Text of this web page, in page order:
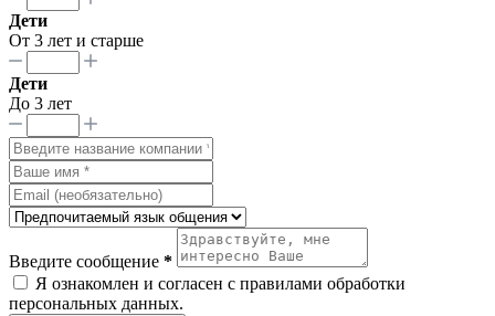
Дети
От 3 лет и старше
Дети
До 3 лет
Введите сообщение *
Я ознакомлен и согласен с правилами обработки
персональных данных.